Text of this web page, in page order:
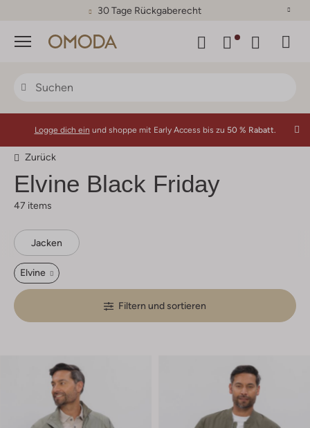
30 Tage Rückgaberecht
Menü
Logge dich ein und shoppe mit Early Access bis zu 50 % Rabatt.
Zurück
Elvine Black Friday
47 items
Jacken
Elvine
Filtern und sortieren